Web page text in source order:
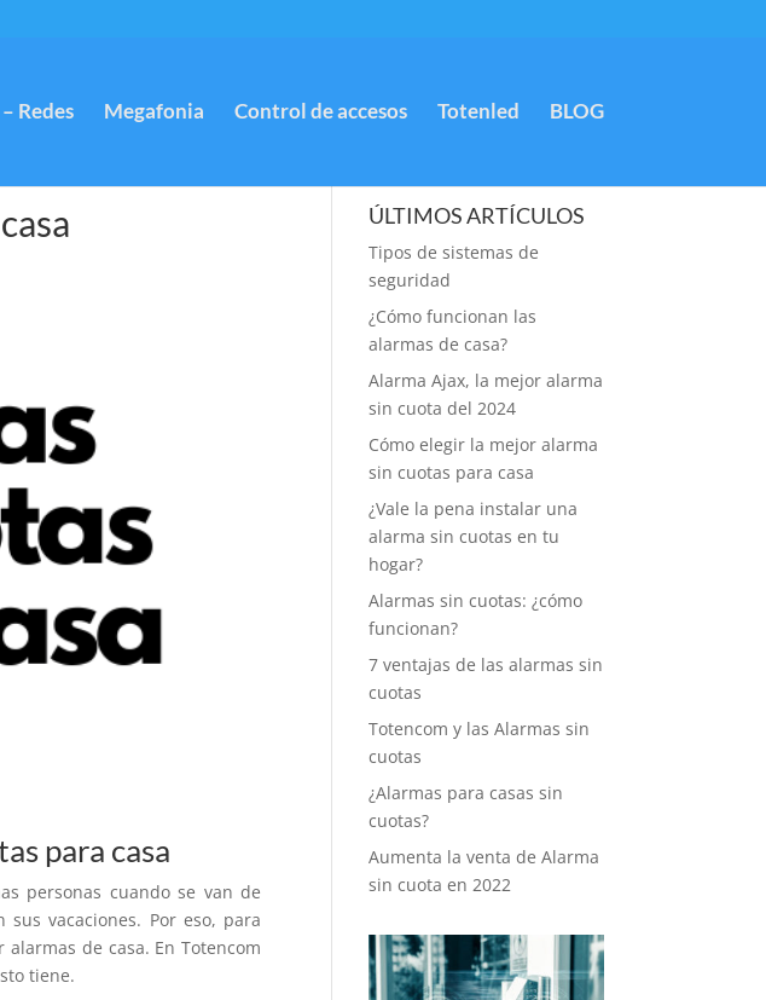
Redes Megafonia Control de accesos Totenled BLOG
para casa
personas cuando se van de
vacaciones. Por eso, para
de casa. En Totencom
tiene.
ÚLTIMOS ARTÍCULOS
Tipos de sistemas de
seguridad
¿Cómo funcionan las
alarmas de casa?
Alarma Ajax, la mejor alarma
sin cuota del 2024
Cómo elegir la mejor alarma
sin cuotas para casa
¿Vale la pena instalar una
alarma sin cuotas en tu
hogar?
Alarmas sin cuotas: ¿cómo
funcionan?
7 ventajas de las alarmas sin
cuotas
Totencom y las Alarmas sin
cuotas
¿Alarmas para casas sin
cuotas?
Aumenta la venta de Alarma
sin cuota en 2022